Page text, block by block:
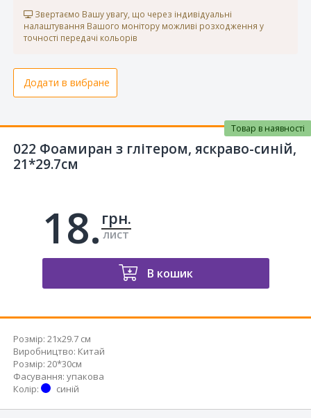
Звертаємо Вашу увагу, що через індивідуальні
налаштування Вашого монітору можливі розходження у
точності передачі кольорів
Додати в вибране
022 Фоамиран з глітером, яскраво-синій,
21*29.7см
Товар в наявності
18. грн.
лист
В кошик
Розмір: 21x29.7 см
Виробництво: Китай
Розмір: 20*30см
Фасування: упакова
Колір: синій